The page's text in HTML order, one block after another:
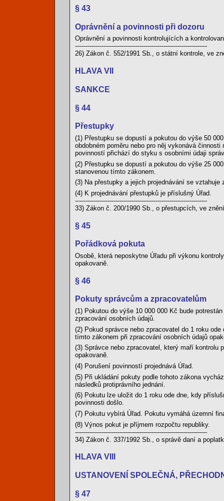
§ 43
Oprávnění a povinnosti při dozoru
Oprávnění a povinnosti kontrolujících a
------------------------------------------------------------------
26) Zákon č. 552/1991 Sb., o státní kontrole, ve
HLAVA VII
SANKCE
§ 44
Přestupky
(1) Přestupku se dopustí a pokutou do výše 50
obdobném poměru nebo pro něj vykonává
povinností přichází do styku s osobními údaji
(2) Přestupku se dopustí a pokutou do výše 25
stanovenou tímto zákonem.
(3) Na přestupky a jejich projednávání se vztahuje
(4) K projednávání přestupků je příslušný Úřad.
------------------------------------------------------------------
33) Zákon č. 200/1990 Sb., o přestupcích, ve
§ 45
Pořádková pokuta
Osobě, která neposkytne Úřadu při výkonu
opakovaně.
§ 46
Pokuty správcům a zpracovatelům
(1) Pokutou do výše 10 000 000 Kč bude
zpracování osobních údajů.
(2) Pokud správce nebo zpracovatel do 1 roku
tímto zákonem při zpracování osobních údajů
(3) Správce nebo zpracovatel, který maří kontrolu
opakovaně.
(4) Porušení povinností projednává Úřad.
(5) Při ukládání pokuty podle tohoto zákona
následků protiprávního jednání.
(6) Pokutu lze uložit do 1 roku ode dne, kdy
povinnosti došlo.
(7) Pokutu vybírá Úřad. Pokutu vymáhá územní
(8) Výnos pokut je příjmem rozpočtu republiky.
------------------------------------------------------------------
34) Zákon č. 337/1992 Sb., o správě daní a
HLAVA VIII
USTANOVENÍ SPOLEČNÁ,
§ 47